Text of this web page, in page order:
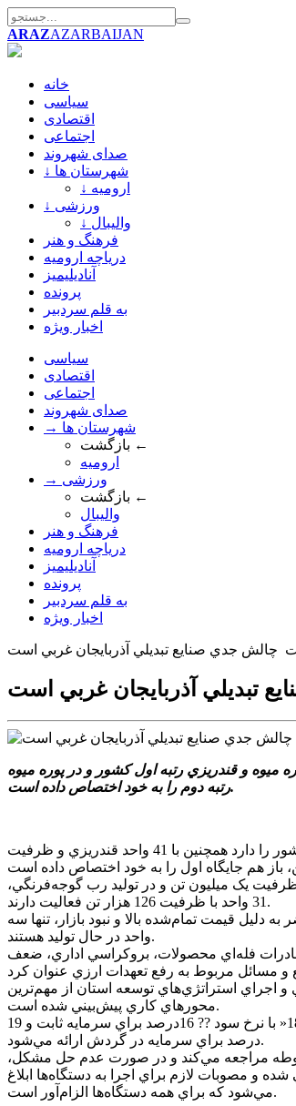
ARAZAZARBAIJAN
خانه
سیاسی
اقتصادی
اجتماعی
صدای شهروند
↓ شهرستان ها
↓ ارومیه
↓ ورزشی
↓ والیبال
فرهنگ و هنر
دریاچه ارومیه
آنادیلیمیز
پرونده
به قلم سردبیر
اخبار ویژه
سیاسی
اقتصادی
اجتماعی
صدای شهروند
→ شهرستان ها
بازگشت ←
ارومیه
→ ورزشی
بازگشت ←
والیبال
فرهنگ و هنر
دریاچه ارومیه
آنادیلیمیز
پرونده
به قلم سردبیر
اخبار ویژه
جدي صنايع تبديلي آذربايجان غربي است
تبديلي آذربايجان غربي است
ميوه و قندريزي رتبه اول کشور و در پوره ميوه
رتبه دوم را به خود اختصاص داده است.
به گزارش آراز آذربايجان،سخاوت خيرخواه اظهار کرد: آذربايجان‌غربي با دارا بودن 21 واحد کنسانتره ميوه با ظرفيت اسمي 154 هزار و 740 تن، رتبه نخست کشور را دارد همچنين با 41 واحد قندريزي و ظرفيت
با 27 واحد و ظرفيت 123 هزار تن، رتبه دوم کشور را کسب کرده است، گفت: در بخش آرد گندم، 18 واحد فعال با ظرفيت يک ميليون تن و در توليد رب گوجه‌فرنگي،
31 واحد با ظرفيت 126 هزار تن فعاليت دارند.
تن در اين حوزه وجود دارد، اما در حال حاضر به دليل قيمت تمام‌شده بالا و نبود بازار، تنها سه
واحد در حال توليد هستند.
فله‌اي محصولات، بروکراسي اداري، ضعف
اجراي استراتژي‌هاي توسعه استان از مهم‌ترين
محورهاي کاري پيش‌بيني شده است.
سرپرست صمت استان درباره تسهيلات و حمايت‌هاي موجود براي سرمايه‌گذاران نيز گفت: تسهيلات »رونق توليد« با نرخ سود 23 درصد و تسهيلات »تبصره 18« با نرخ سود ?? 16درصد براي سرمايه ثابت و 19
درصد براي سرمايه در گردش ارائه مي‌شود.
مراجعه مي‌کند و در صورت عدم حل مشکل،
و مصوبات لازم براي اجرا به دستگاه‌ها ابلاغ
مي‌شود که براي همه دستگاه‌ها الزام‌آور است.